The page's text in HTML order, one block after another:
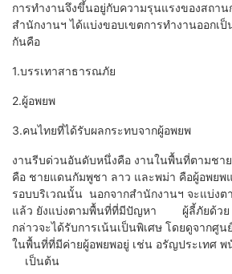
การทำงานจึงขึ้นอยู่กับความรุนแรงของส
สำนักงานฯ ได้แบ่งขอบเขตการทำงานออกเ
กันคือ
1.บรรเทาสาธารณภัย
2.ผู้อพยพ
3.คนไทยที่ได้รับผลกระทบจากผู้อพยพ
งานรีบด่วนอันดับหนึ่งคือ งานในพื้นที่ตามชา
คือ ชายแดนกัมพูชา ลาว และพม่า คือผู้อพยพ
รอบบริเวณนั้น นอกจากสำนักงานฯ จะแบ่ง
แล้ว ยังแบ่งตามพื้นที่ที่มีปัญหา ผู้ลี้ภัยด้วย
กล่าวจะได้รับการเน้นเป็นพิเศษ โดยดูจากศูน
ในพื้นที่ที่มีค่ายผู้อพยพอยู่ เช่น อรัญประเทศ
เป็นต้น